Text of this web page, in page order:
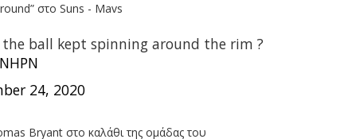
στο Suns - Mavs
the ball kept spinning around the rim ?
24, 2020
Bryant στο καλάθι της ομάδας του